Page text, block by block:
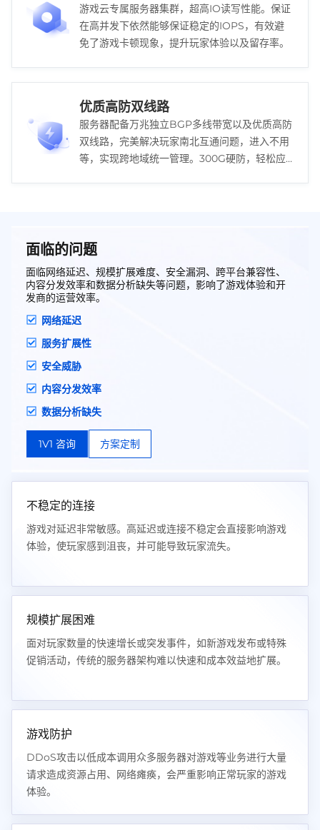
游戏云专属服务器集群，超高IO读写性能。保证
在高并发下依然能够保证稳定的IOPS，有效避
免了游戏卡顿现象，提升玩家体验以及留存率。
优质高防双线路
服务器配备万兆独立BGP多线带宽以及优质高防
双线路，完美解决玩家南北互通问题，进入不用
等，实现跨地域统一管理。300G硬防，轻松应
面临的问题
面临网络延迟、规模扩展难度、安全漏洞、跨平台兼容性、
内容分发效率和数据分析缺失等问题，影响了游戏体验和开
发商的运营效率。
网络延迟
服务扩展性
安全威胁
内容分发效率
数据分析缺失
1V1 咨询 方案定制
不稳定的连接
游戏对延迟非常敏感。高延迟或连接不稳定会直接影响游戏
体验，使玩家感到沮丧，并可能导致玩家流失。
规模扩展困难
面对玩家数量的快速增长或突发事件，如新游戏发布或特殊
促销活动，传统的服务器架构难以快速和成本效益地扩展。
游戏防护
DDoS攻击以低成本调用众多服务器对游戏等业务进行大量
请求造成资源占用、网络瘫痪，会严重影响正常玩家的游戏
体验。